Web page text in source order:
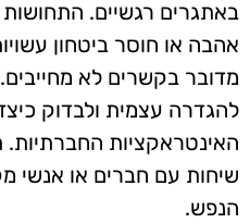
באתגרים רגשיים.
אהבה או חוסר ביטחון
מדובר בקשרים לא
להגדרה עצמית ולבדוק
האינטראקציות החברתיות.
שיחות עם חברים או אנשי
הנפש.